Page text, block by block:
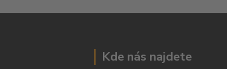
Kde nás najdete